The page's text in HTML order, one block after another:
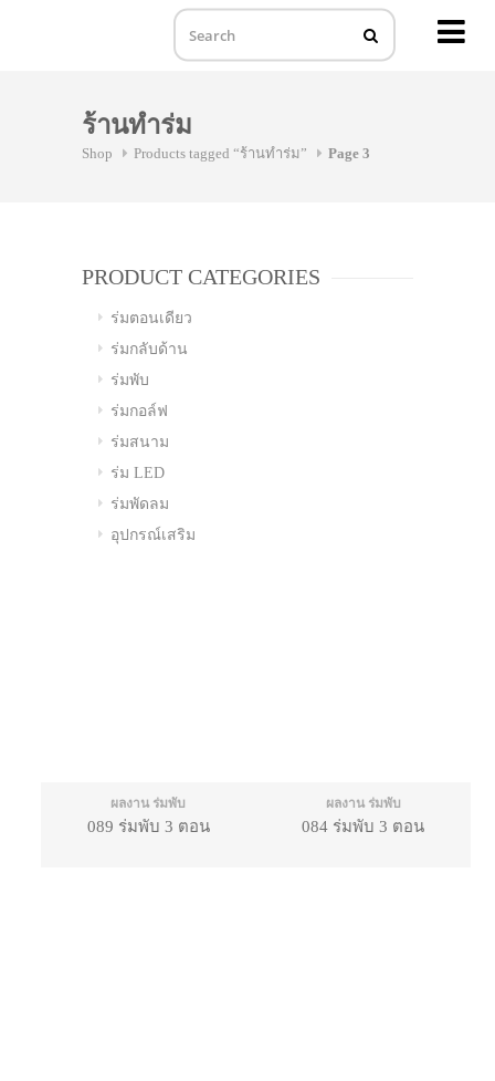
ร้านทำร่ม
Shop Products tagged “ร้านทำร่ม” Page 3
PRODUCT CATEGORIES
ร่มตอนเดียว
ร่มกลับด้าน
ร่มพับ
ร่มกอล์ฟ
ร่มสนาม
ร่ม LED
ร่มพัดลม
อุปกรณ์เสริม
ผลงาน ร่มพับ
089 ร่มพับ 3 ตอน
ผลงาน ร่มพับ
084 ร่มพับ 3 ตอน